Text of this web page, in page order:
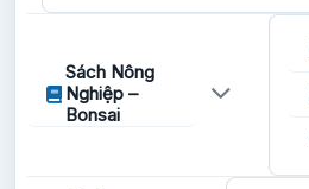
Sách Nông
Nghiệp –
Bonsai